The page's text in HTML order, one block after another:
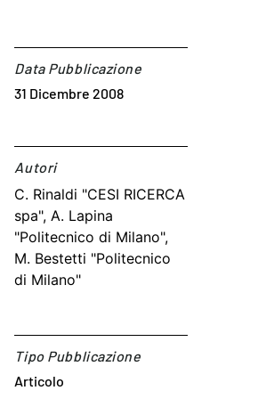
Data Pubblicazione
31 Dicembre 2008
Autori​
C. Rinaldi "CESI RICERCA
spa", A. Lapina
"Politecnico di Milano",
M. Bestetti "Politecnico
di Milano"
Tipo Pubblicazione
Articolo